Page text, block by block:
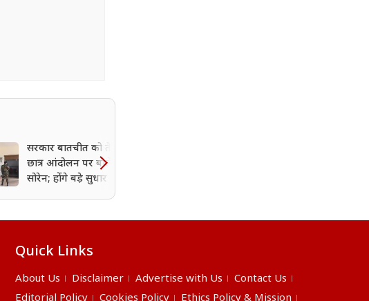
सरकार बातचीत को तैयार…’
छात्र आंदोलन पर बोले CM हेमंत
सोरेन; होंगे बड़े सुधार
Quick Links
About Us Disclaimer Advertise with Us
Contact Us